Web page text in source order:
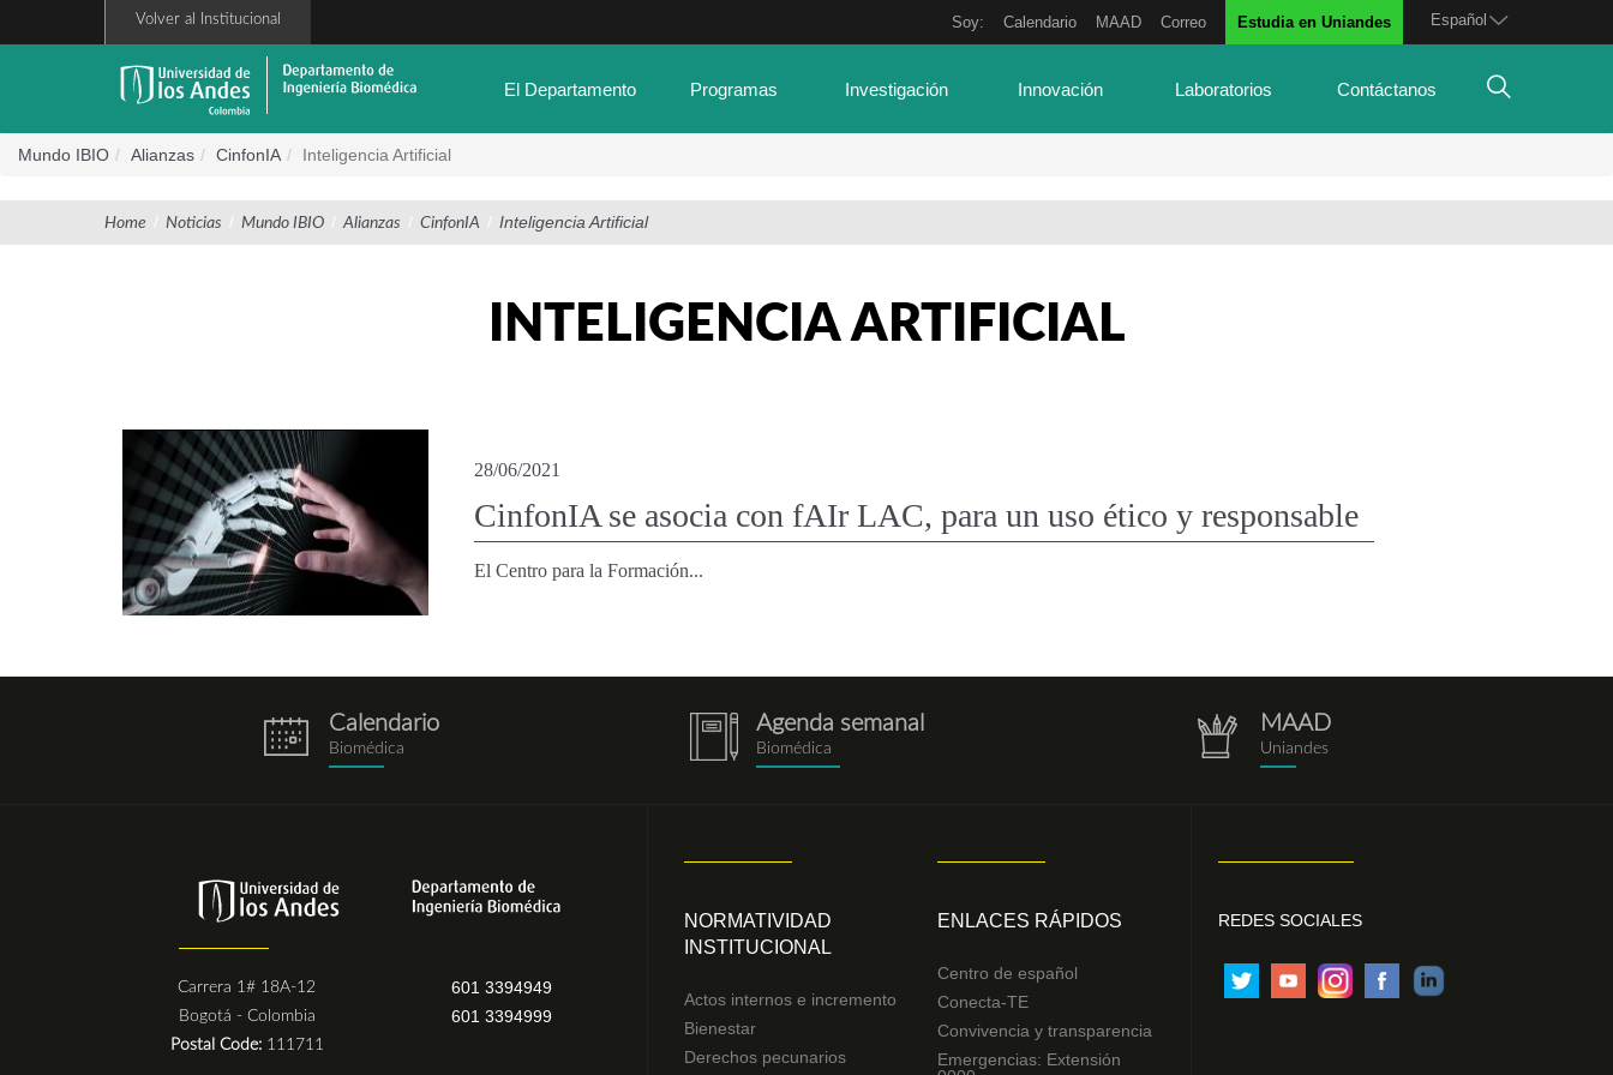
Español
Soy: Calendario MAAD Correo Estudia en Uniandes
Volver al Institucional
El Departamento Programas Investigación Innovación Laboratorios Contáctanos
Mundo IBIO Alianzas CinfonIA Inteligencia Artificial
Home / Noticias / Mundo IBIO / Alianzas / CinfonIA / Inteligencia Artificial
INTELIGENCIA ARTIFICIAL
28/06/2021
CinfonIA se asocia con fAIr LAC, para un uso ético y responsable
El Centro para la Formación...
eventos.png
Calendario
Biomédica notebook.png
Agenda semanal
Biomédica repositorio.png
MAAD
Uniandes
Carrera 1# 18A-12
Bogotá - Colombia
Postal Code: 111711
601 3394949
601 3394999
NORMATIVIDAD
INSTITUCIONAL
Actos internos e incremento
Bienestar
Derechos pecunarios
ENLACES RÁPIDOS
Centro de español
Conecta-TE
Convivencia y transparencia
Emergencias: Extensión
REDES SOCIALES